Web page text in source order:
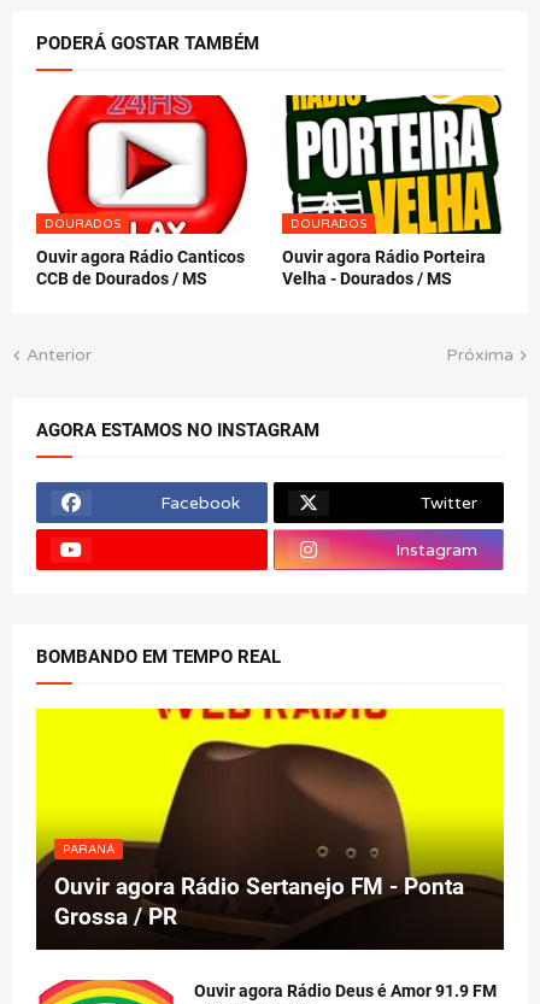
PODERÁ GOSTAR TAMBÉM
DOURADOS
Ouvir agora Rádio Canticos
CCB de Dourados / MS
DOURADOS
Ouvir agora Rádio Porteira
Velha - Dourados / MS
Anterior Próxima
AGORA ESTAMOS NO INSTAGRAM
Facebook Twitter
Instagram
BOMBANDO EM TEMPO REAL
PARANÁ
Ouvir agora Rádio Sertanejo FM - Ponta
Grossa / PR
Ouvir agora Rádio Deus é Amor 91.9 FM